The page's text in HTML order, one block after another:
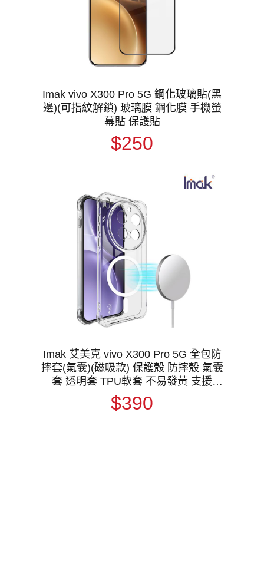
Imak vivo X300 Pro 5G 鋼化玻璃貼(黑
邊)(可指紋解鎖) 玻璃膜 鋼化膜 手機螢
幕貼 保護貼
$250
Imak 艾美克 vivo X300 Pro 5G 全包防
摔套(氣囊)(磁吸款) 保護殼 防摔殼 氣囊
套 透明套 TPU軟套 不易發黃 支援
MagSafe
$390